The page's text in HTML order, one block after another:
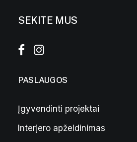
SEKITE MUS
PASLAUGOS
Įgyvendinti projektai
Interjero apželdinimas